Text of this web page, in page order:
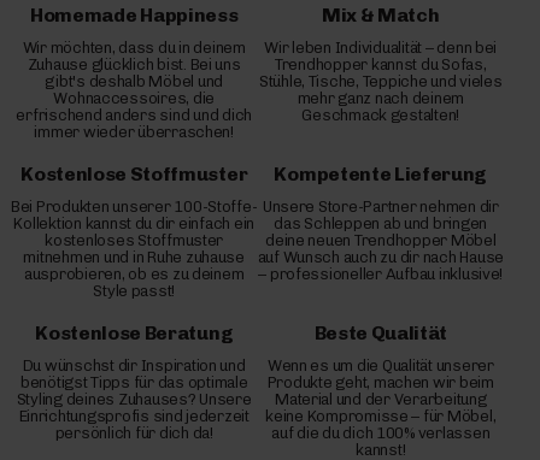
Homemade Happiness
Wir möchten, dass du in deinem
Zuhause glücklich bist. Bei uns
gibt's deshalb Möbel und
Wohnaccessoires, die
erfrischend anders sind und dich
immer wieder überraschen!
Mix & Match
Wir leben Individualität – denn bei
Trendhopper kannst du Sofas,
Stühle, Tische, Teppiche und vieles
mehr ganz nach deinem
Geschmack gestalten!
Kostenlose Stoffmuster
Bei Produkten unserer 100-Stoffe-
Kollektion kannst du dir einfach ein
kostenloses Stoffmuster
mitnehmen und in Ruhe zuhause
ausprobieren, ob es zu deinem
Style passt!
Kompetente Lieferung
Unsere Store-Partner nehmen dir
das Schleppen ab und bringen
deine neuen Trendhopper Möbel
auf Wunsch auch zu dir nach Hause
– professioneller Aufbau inklusive!
Kostenlose Beratung
Du wünschst dir Inspiration und
benötigst Tipps für das optimale
Styling deines Zuhauses? Unsere
Einrichtungsprofis sind jederzeit
persönlich für dich da!
Beste Qualität
Wenn es um die Qualität unserer
Produkte geht, machen wir beim
Material und der Verarbeitung
keine Kompromisse – für Möbel,
auf die du dich 100% verlassen
kannst!